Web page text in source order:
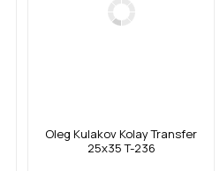
Oleg Kulakov Kolay Transfer
25x35 T-236